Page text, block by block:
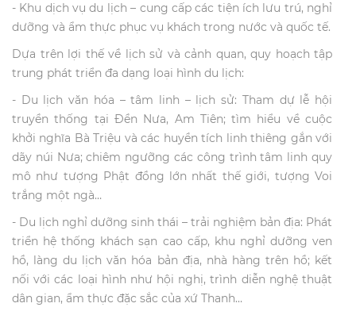
- Khu dịch vụ du lịch – cung cấp các tiện ích lưu trú, nghỉ
dưỡng và ẩm thực phục vụ khách trong nước và quốc tế.
Dựa trên lợi thế về lịch sử và cảnh quan, quy hoạch tập
trung phát triển đa dạng loại hình du lịch:
- Du lịch văn hóa – tâm linh – lịch sử: Tham dự lễ hội
truyền thống tại Đền Nưa, Am Tiên; tìm hiểu về cuộc
khởi nghĩa Bà Triệu và các huyền tích linh thiêng gắn với
dãy núi Nưa; chiêm ngưỡng các công trình tâm linh quy
mô như tượng Phật đồng lớn nhất thế giới, tượng Voi
trắng một ngà…
- Du lịch nghỉ dưỡng sinh thái – trải nghiệm bản địa: Phát
triển hệ thống khách sạn cao cấp, khu nghỉ dưỡng ven
hồ, làng du lịch văn hóa bản địa, nhà hàng trên hồ; kết
nối với các loại hình như hội nghị, trình diễn nghệ thuật
dân gian, ẩm thực đặc sắc của xứ Thanh…